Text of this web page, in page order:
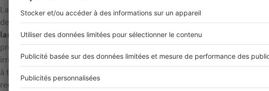
La construction d’une extension de maison représente un
de nombreux foyers d’où l’importance debien calculer votre budget
lancer. Si vous disposez d’un budget serré, vous avez tout intérêt à vous
professionnels qualifiés. Ceux-ci mettront à votre disposition un savoir-
irréprochable ainsi que des matériaux de qualité. En effet, le coût total
à toit plat peut varier du simple au triple selon les situations. Voici
recommandations :